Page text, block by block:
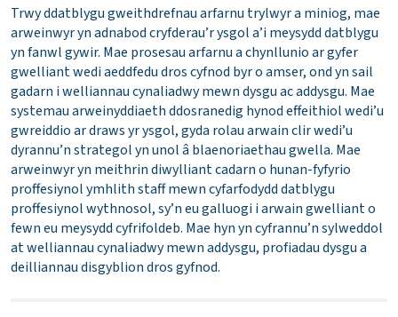
Trwy ddatblygu gweithdrefnau arfarnu trylwyr a miniog, mae
arweinwyr yn adnabod cryfderau’r ysgol a’i meysydd datblygu
yn fanwl gywir. Mae prosesau arfarnu a chynllunio ar gyfer
gwelliant wedi aeddfedu dros cyfnod byr o amser, ond yn sail
gadarn i welliannau cynaliadwy mewn dysgu ac addysgu. Mae
systemau arweinyddiaeth ddosranedig hynod effeithiol wedi’u
gwreiddio ar draws yr ysgol, gyda rolau arwain clir wedi’u
dyrannu’n strategol yn unol â blaenoriaethau gwella. Mae
arweinwyr yn meithrin diwylliant cadarn o hunan-fyfyrio
proffesiynol ymhlith staff mewn cyfarfodydd datblygu
proffesiynol wythnosol, sy’n eu galluogi i arwain gwelliant o
fewn eu meysydd cyfrifoldeb. Mae hyn yn cyfrannu’n sylweddol
at welliannau cynaliadwy mewn addysgu, profiadau dysgu a
deilliannau disgyblion dros gyfnod.